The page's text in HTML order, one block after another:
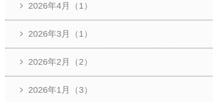
2026年4月（1）
2026年3月（1）
2026年2月（2）
2026年1月（3）